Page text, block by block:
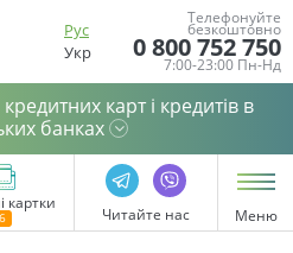
Рус
Укр
Телефонуйте
безкоштовно
0 800 752 750
7:00-23:00 Пн-Нд
карт і кредитів в
банках
картки
Читайте нас Меню